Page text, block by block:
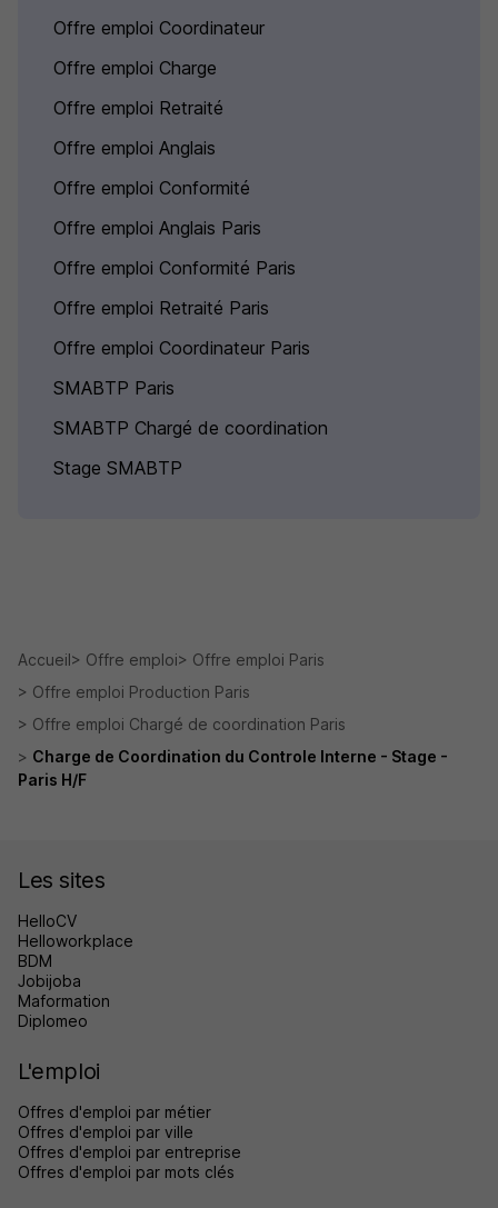
Offre emploi Coordinateur
Offre emploi Charge
Offre emploi Retraité
Offre emploi Anglais
Offre emploi Conformité
Offre emploi Anglais Paris
Offre emploi Conformité Paris
Offre emploi Retraité Paris
Offre emploi Coordinateur Paris
SMABTP Paris
SMABTP Chargé de coordination
Stage SMABTP
Accueil Offre emploi
Offre emploi Paris
Offre emploi Production Paris
Offre emploi Chargé de coordination Paris
Charge de Coordination du Controle Interne - Stage -
Paris H/F
Les sites
HelloCV
Helloworkplace
BDM
Jobijoba
Maformation
Diplomeo
L'emploi
Offres d'emploi par métier
Offres d'emploi par ville
Offres d'emploi par entreprise
Offres d'emploi par mots clés